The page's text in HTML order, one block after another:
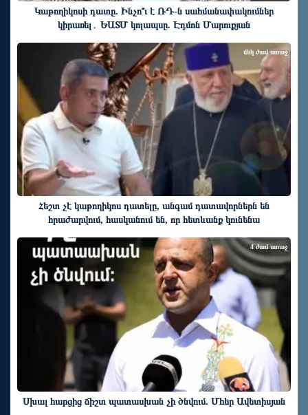
Կաթողիկոսի դատը. Ինչո՞ւ է ՌԴ-ն սահմանափակումներ
կիրառել․ ԵԱՏՄ կոլապսը. Էդմոն Մարուքյան
Հեշտ չէ կաթողիկոս դատելը, անգամ դատավորներն են
հրաժարվում, հասկանում են, որ հետևանք կունենա
մեկ ժամ առաջ
Սխալ հարցից ճիշտ պատասխան չի ծնվում. Մհեր Ավետիսյան
4 ժամ առաջ